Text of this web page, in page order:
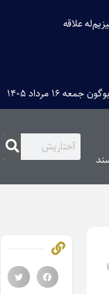
علاقه
بوگون جمعه ۱۶ مرداد ۱۴۰۵